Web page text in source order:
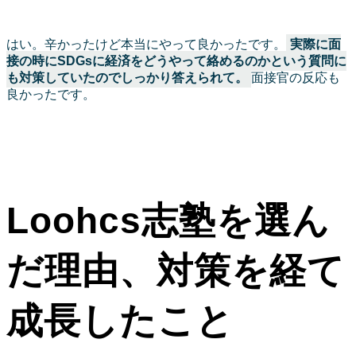
はい。辛かったけど本当にやって良かったです。
実際に面
接の時にSDGsに経済をどうやって絡めるのかという質問に
も対策していたのでしっかり答えられて。
面接官の反応も
良かったです。
Loohcs志塾を選ん
だ理由、対策を経て
成長したこと